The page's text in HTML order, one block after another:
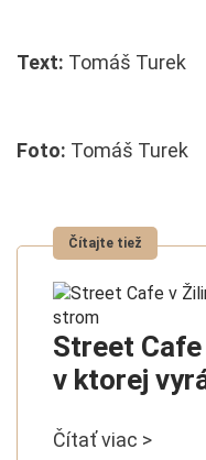
Text: Tomáš Turek
Foto: Tomáš Turek
Street
v ktorej
Čítať viac >